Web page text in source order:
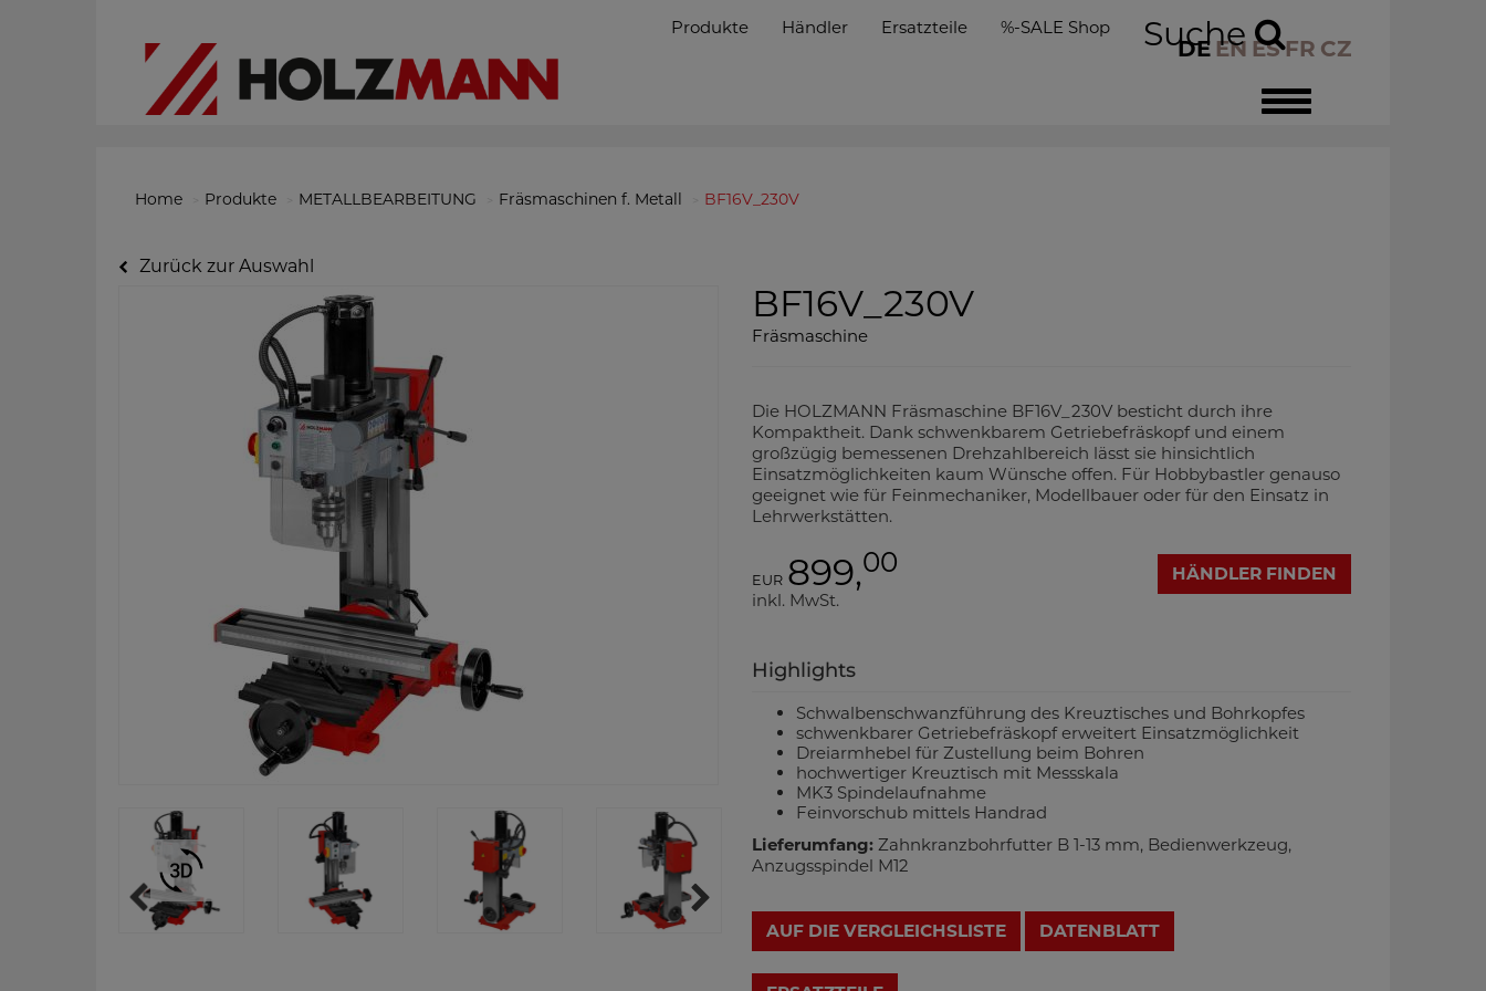
Toggle
navigation
DE EN ESFR CZ
Produkte Händler Ersatzteile %-SALE Shop Suche
Home Produkte METALLBEARBEITUNG Fräsmaschinen f. Metall BF16V_230V
Zurück zur Auswahl
BF16V_230V
Fräsmaschine
Die HOLZMANN Fräsmaschine BF16V_230V besticht durch ihre
Kompaktheit. Dank schwenkbarem Getriebefräskopf und einem
großzügig bemessenen Drehzahlbereich lässt sie hinsichtlich
Einsatzmöglichkeiten kaum Wünsche offen. Für Hobbybastler genauso
geeignet wie für Feinmechaniker, Modellbauer oder für den Einsatz in
Lehrwerkstätten.
EUR 899,00
inkl. MwSt.
HÄNDLER FINDEN
Highlights
Schwalbenschwanzführung des Kreuztisches und Bohrkopfes
schwenkbarer Getriebefräskopf erweitert Einsatzmöglichkeit
Dreiarmhebel für Zustellung beim Bohren
hochwertiger Kreuztisch mit Messskala
MK3 Spindelaufnahme
Feinvorschub mittels Handrad
Lieferumfang: Zahnkranzbohrfutter B 1-13 mm, Bedienwerkzeug,
Anzugsspindel M12
AUF DIE VERGLEICHSLISTE DATENBLATT